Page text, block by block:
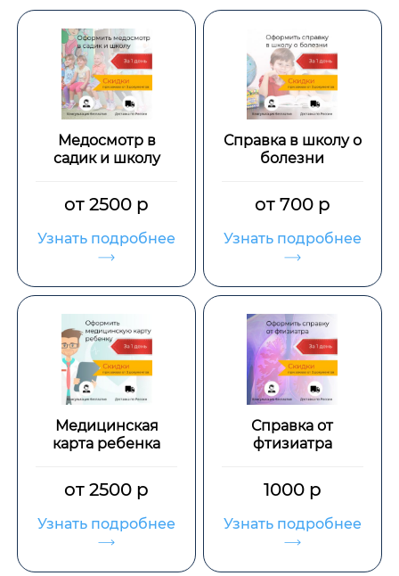
Медосмотр в
садик и школу
от 2500 р
Узнать подробнее
Справка в школу о
болезни
от 700 р
Узнать подробнее
Медицинская
карта ребенка
от 2500 р
Узнать подробнее
Справка от
фтизиатра
1000 р
Узнать подробнее